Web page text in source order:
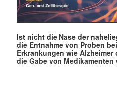
Ist nicht die Nase der
die Entnahme von Proben
Erkrankungen wie
die Gabe von